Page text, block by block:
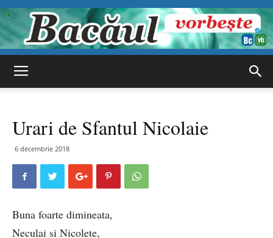
vorbește
Urari de Sfantul Nicolaie
6 decembrie 2018
Buna foarte dimineata,
Neculai si Nicolete,